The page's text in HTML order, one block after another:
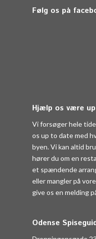
Følg os på
Hjælp os være
Vi forsøger hele
os up to date med
byen. Vi kan altid
hører du om en
et spændende
eller mangler på
give os en melding
Odense